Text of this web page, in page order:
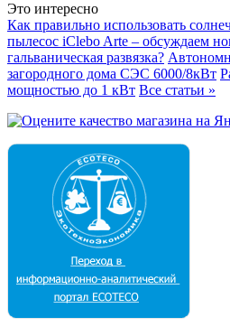
Это интересно
Как правильно использовать
пылесос iClebo Arte – обсуждаем
гальваническая развязка?
загородного дома СЭС 6000/8кВт
мощностью до 1 кВт Все статьи »